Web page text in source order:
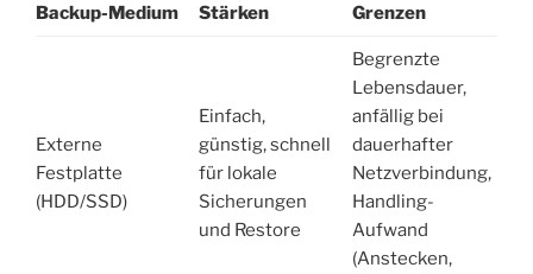
Backup-Medium Stärken Grenzen
Externe
Festplatte
(HDD/SSD)
Einfach,
günstig, schnell
für lokale
Sicherungen
und Restore
Begrenzte
Lebensdauer,
anfällig bei
dauerhafter
Netzverbindung,
Handling-
Aufwand
(Anstecken,